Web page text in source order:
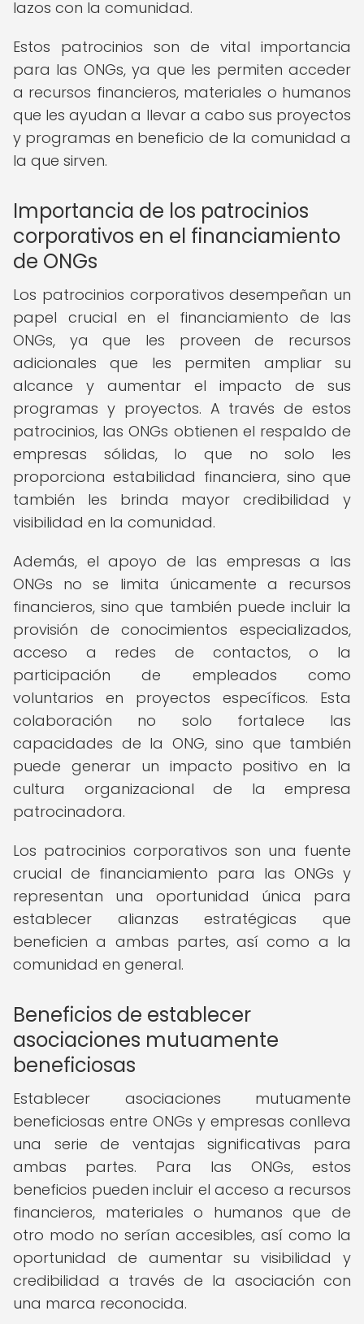
lazos con la comunidad.
Estos patrocinios son de vital importancia
para las ONGs, ya que les permiten acceder
a recursos financieros, materiales o humanos
que les ayudan a llevar a cabo sus proyectos
y programas en beneficio de la comunidad a
la que sirven.
Importancia de los patrocinios
corporativos en el financiamiento
de ONGs
Los patrocinios corporativos desempeñan un
papel crucial en el financiamiento de las
ONGs, ya que les proveen de recursos
adicionales que les permiten ampliar su
alcance y aumentar el impacto de sus
programas y proyectos. A través de estos
patrocinios, las ONGs obtienen el respaldo de
empresas sólidas, lo que no solo les
proporciona estabilidad financiera, sino que
también les brinda mayor credibilidad y
visibilidad en la comunidad.
Además, el apoyo de las empresas a las
ONGs no se limita únicamente a recursos
financieros, sino que también puede incluir la
provisión de conocimientos especializados,
acceso a redes de contactos, o la
participación de empleados como
voluntarios en proyectos específicos. Esta
colaboración no solo fortalece las
capacidades de la ONG, sino que también
puede generar un impacto positivo en la
cultura organizacional de la empresa
patrocinadora.
Los patrocinios corporativos son una fuente
crucial de financiamiento para las ONGs y
representan una oportunidad única para
establecer alianzas estratégicas que
beneficien a ambas partes, así como a la
comunidad en general.
Beneficios de establecer
asociaciones mutuamente
beneficiosas
Establecer asociaciones mutuamente
beneficiosas entre ONGs y empresas conlleva
una serie de ventajas significativas para
ambas partes. Para las ONGs, estos
beneficios pueden incluir el acceso a recursos
financieros, materiales o humanos que de
otro modo no serían accesibles, así como la
oportunidad de aumentar su visibilidad y
credibilidad a través de la asociación con
una marca reconocida.